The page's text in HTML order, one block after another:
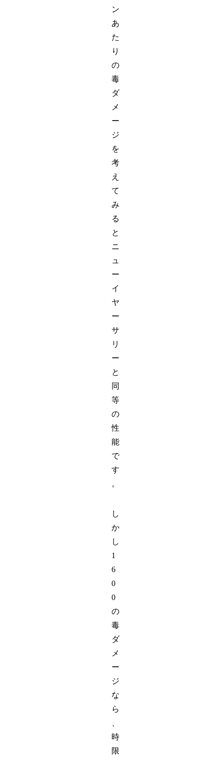
ン
あ
た
り
の
毒
ダ
メ
ー
ジ
を
考
え
て
み
る
と
ニ
ュ
ー
イ
ヤ
ー
サ
リ
ー
と
同
等
の
性
能
で
す
。
し
か
し
1
6
0
0
の
毒
ダ
メ
ー
ジ
な
ら
時
限